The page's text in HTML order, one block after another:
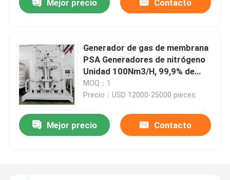
Inicio
Productos
Videos
Mejor precio Contacto
Generador de gas de membrana
PSA Generadores de nitrógeno
Unidad 100Nm3/H, 99,9% de
pureza
MOQ：1
Precio：USD 12000-25000 pieces
Mejor precio Contacto
Medición ABB Transmisor de presión 261GC, 261GG, 261GJ, 261GM, 261GN